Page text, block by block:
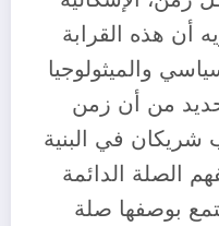
أن هذه القرابة
والميثولوجيا
من أن زمن
شريكان في البنية
الصلة الدائمة
بوصفها صلة